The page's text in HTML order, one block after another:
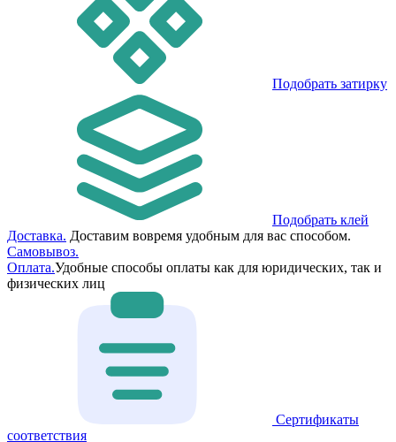
Подобрать затирку
Подобрать клей
Доставка. Доставим вовремя удобным для вас способом.
Самовывоз.
Оплата.Удобные способы оплаты как для юридических, так и
физических лиц
Сертификаты
соответствия